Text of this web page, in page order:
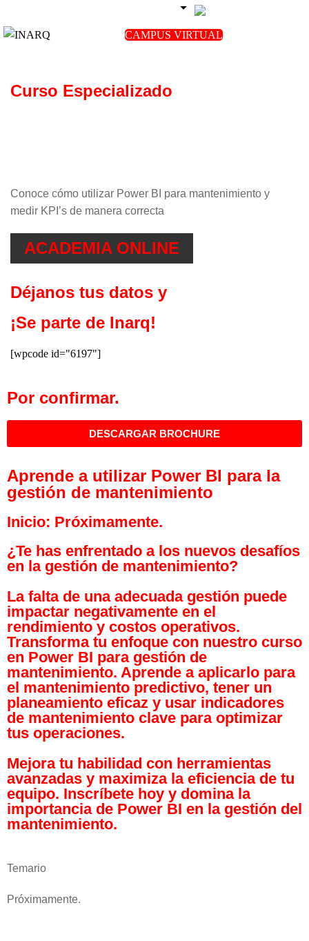
CAMPUS VIRTUAL
Curso Especializado
Conoce cómo utilizar Power BI para mantenimiento y
medir KPI’s de manera correcta
ACADEMIA ONLINE
Déjanos tus datos y
¡Se parte de Inarq!
[wpcode id="6197"]
Aprende a utilizar Power BI para la
gestión de mantenimiento
Inicio: Próximamente.
¿Te has enfrentado a los nuevos desafíos
en la gestión de mantenimiento?
La falta de una adecuada gestión puede
impactar negativamente en el
rendimiento y costos operativos.
Transforma tu enfoque con nuestro curso
en Power BI para gestión de
mantenimiento. Aprende a aplicarlo para
el mantenimiento predictivo, tener un
planeamiento eficaz y usar indicadores
de mantenimiento clave para optimizar
tus operaciones.
Mejora tu habilidad con herramientas
avanzadas y maximiza la eficiencia de tu
equipo. Inscríbete hoy y domina la
importancia de Power BI en la gestión del
mantenimiento.
Temario
Próximamente.
Por confirmar.
DESCARGAR BROCHURE